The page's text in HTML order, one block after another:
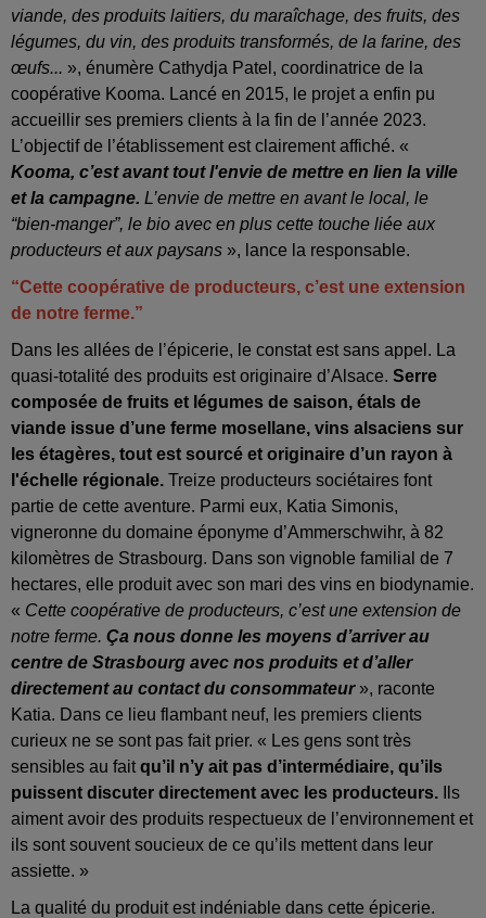
viande, des produits laitiers, du maraîchage, des fruits, des
légumes, du vin, des produits transformés, de la farine, des
œufs... », énumère Cathydja Patel, coordinatrice de la
coopérative Kooma. Lancé en 2015, le projet a enfin pu
accueillir ses premiers clients à la fin de l’année 2023.
L’objectif de l’établissement est clairement affiché. «
Kooma, c’est avant tout l'envie de mettre en lien la ville
et la campagne. L’envie de mettre en avant le local, le
“bien-manger”, le bio avec en plus cette touche liée aux
producteurs et aux paysans », lance la responsable.
“Cette coopérative de producteurs, c’est une extension
de notre ferme.”
Dans les allées de l’épicerie, le constat est sans appel. La
quasi-totalité des produits est originaire d’Alsace. Serre
composée de fruits et légumes de saison, étals de
viande issue d’une ferme mosellane, vins alsaciens sur
les étagères, tout est sourcé et originaire d’un rayon à
l'échelle régionale. Treize producteurs sociétaires font
partie de cette aventure. Parmi eux, Katia Simonis,
vigneronne du domaine éponyme d’Ammerschwihr, à 82
kilomètres de Strasbourg. Dans son vignoble familial de 7
hectares, elle produit avec son mari des vins en biodynamie.
« Cette coopérative de producteurs, c’est une extension de
notre ferme. Ça nous donne les moyens d’arriver au
centre de Strasbourg avec nos produits et d’aller
directement au contact du consommateur », raconte
Katia. Dans ce lieu flambant neuf, les premiers clients
curieux ne se sont pas fait prier. « Les gens sont très
sensibles au faitqu’il n’y ait pas d’intermédiaire, qu’ils
puissent discuter directement avec les producteurs.
Ils
aiment avoir des produits respectueux de l’environnement et
ils sont souvent soucieux de ce qu’ils mettent dans leur
assiette. »
La qualité du produit est indéniable dans cette épicerie.